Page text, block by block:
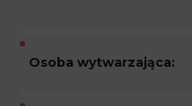
Osoba wytwarzająca: